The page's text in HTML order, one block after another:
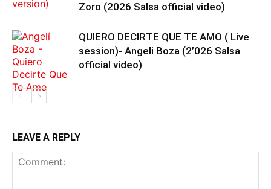
Zoro (2026 Salsa official video)
QUIERO DECIRTE QUE TE AMO ( Live
session)- Angeli Boza (2’026 Salsa
official video)
LEAVE A REPLY